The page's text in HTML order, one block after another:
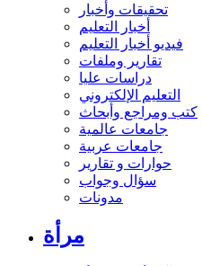
تحقيقات وأخبار
أخبار التعليم
فيديو أخبار التعليم
تقارير وملفات
دراسات عليا
التعليم الإلكتروني
كتب ومراجع وأبحاث
جامعات عالمية
جامعات عربية
حوارات و تقارير
سؤال وجواب
مدونات
مرأة